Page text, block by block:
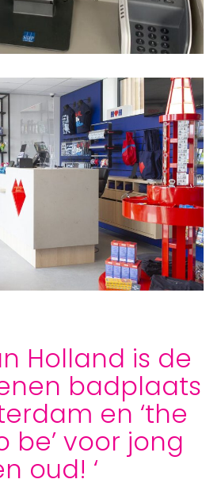
Holland is de
badplaats
en ‘the
be’ voor jong
oud! ‘